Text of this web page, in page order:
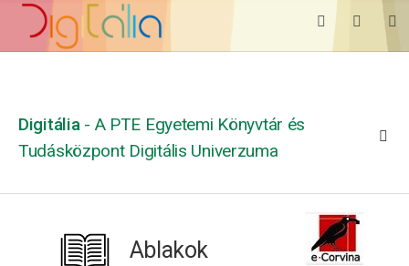
Digitália - A PTE Egyetemi Könyvtár és
Tudásközpont Digitális Univerzuma
Ablakok